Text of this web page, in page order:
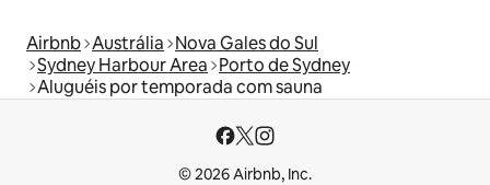
Airbnb Austrália Nova Gales do Sul
Sydney Harbour Area Porto de Sydney
Aluguéis por temporada com sauna
© 2026 Airbnb, Inc.